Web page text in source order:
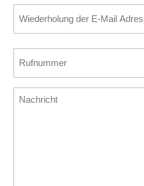
Mail
bestätigen
Nachricht